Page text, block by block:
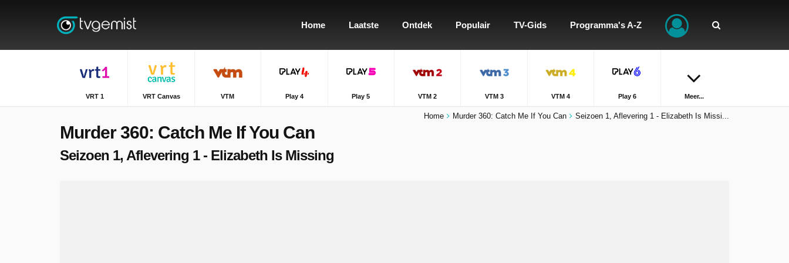
Home Laatste Ontdek Populair TV-Gids Programma's A-Z
VRT 1 VRT Canvas VTM Play 4 Play 5 VTM 2 VTM 3 VTM 4 Play 6 Meer...
Home Murder 360: Catch Me If You Can Seizoen 1, Aflevering 1 - Elizabeth Is Missi...
Murder 360: Catch Me If You Can
Seizoen 1, Aflevering 1 - Elizabeth Is Missing